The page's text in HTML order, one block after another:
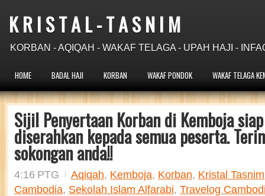
K R I S T A L - T A S N I M
KORBAN - AQIQAH - WAKAF TELAGA - UPAH HAJI -
HOME BADAL HAJI KORBAN WAKAF PONDOK WAKAF TELAGA
Sijil Penyertaan Korban di Kemboja
diserahkan kepada semua peserta.
sokongan anda!!
4:16 PTG Aqiqah, Kemboja, Korban, Kristal Tasnim
Cambodia, Sekolah Islam Alfarabi, Travelog